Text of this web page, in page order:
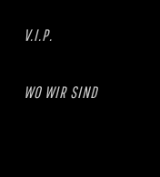
V.I.P.
WO WIR SIND